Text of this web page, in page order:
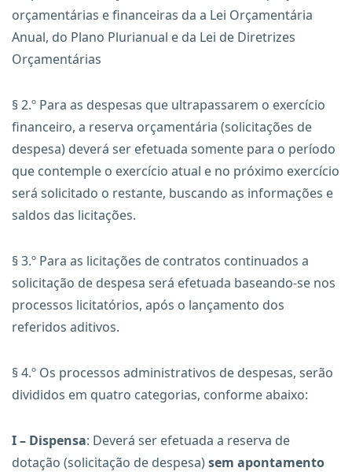
orçamentárias e financeiras da a Lei Orçamentária
Anual, do Plano Plurianual e da Lei de Diretrizes
Orçamentárias
§ 2.º Para as despesas que ultrapassarem o exercício
financeiro, a reserva orçamentária (solicitações de
despesa) deverá ser efetuada somente para o período
que contemple o exercício atual e no próximo exercício
será solicitado o restante, buscando as informações e
saldos das licitações.
§ 3.º Para as licitações de contratos continuados a
solicitação de despesa será efetuada baseando-se nos
processos licitatórios, após o lançamento dos
referidos aditivos.
§ 4.º Os processos administrativos de despesas, serão
divididos em quatro categorias, conforme abaixo:
I – Dispensa: Deverá ser efetuada a reserva de
dotação (solicitação de despesa)sem apontamento